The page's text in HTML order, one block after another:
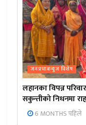
जनप्रभाबन्युज विशेष
लहानका विपन्न
सकुन्तीको निधनमा
6 MONTHS पहिले